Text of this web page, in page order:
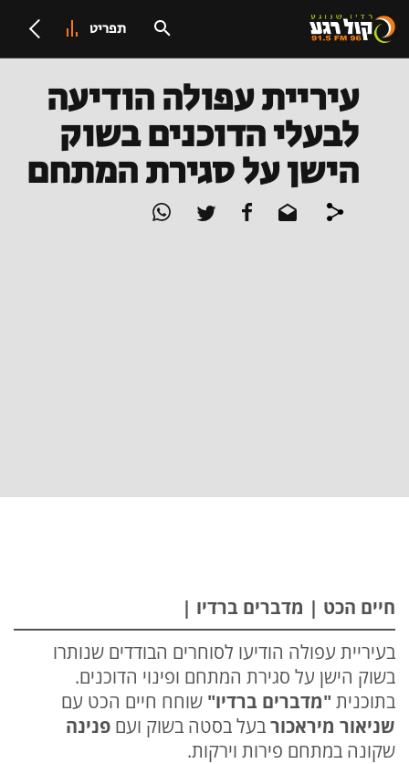
תפריט
עיריית עפולה הודיעה
לבעלי הדוכנים בשוק
הישן על סגירת המתחם
חיים הכט | מדברים ברדיו |
בעיריית עפולה הודיעו לסוחרים הבודדים שנותרו
בשוק הישן על סגירת המתחם ופינוי הדוכנים.
בתוכנית "מדברים ברדיו" שוחח חיים הכט עם
שניאור מיראכורבעל בסטה בשוק ועם פנינה
שקונה במתחם פירות וירקות.